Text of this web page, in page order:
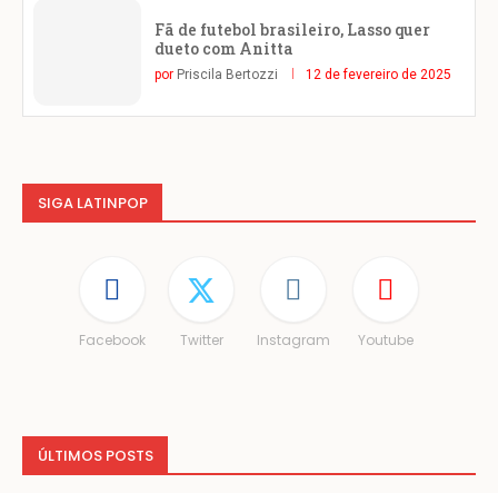
Fã de futebol brasileiro, Lasso quer
dueto com Anitta
por Priscila Bertozzi 12 de fevereiro de 2025
SIGA LATINPOP
Facebook Twitter Instagram Youtube
ÚLTIMOS POSTS